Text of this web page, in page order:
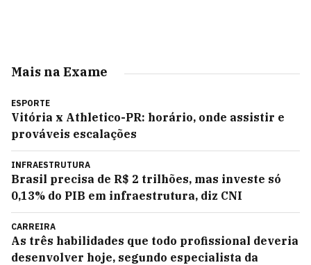
Mais na Exame
ESPORTE
Vitória x Athletico-PR: horário, onde assistir e
prováveis escalações
INFRAESTRUTURA
Brasil precisa de R$ 2 trilhões, mas investe só
0,13% do PIB em infraestrutura, diz CNI
CARREIRA
As três habilidades que todo profissional deveria
desenvolver hoje, segundo especialista da